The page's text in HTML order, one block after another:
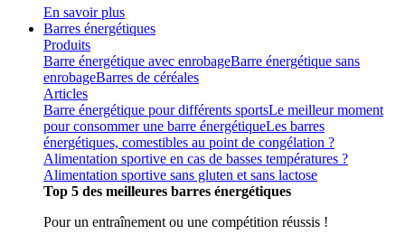
En savoir plus
Barres énergétiques
Produits
Barre énergétique avec enrobageBarre énergétique sans
enrobageBarres de céréales
Articles
Barre énergétique pour différents sportsLe meilleur moment
pour consommer une barre énergétiqueLes barres
énergétiques, comestibles au point de congélation ?
Alimentation sportive en cas de basses températures ?
Alimentation sportive sans gluten et sans lactose
Top 5 des meilleures barres énergétiques
Pour un entraînement ou une compétition réussis !